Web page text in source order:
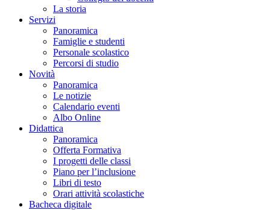
La storia
Servizi
Panoramica
Famiglie e studenti
Personale scolastico
Percorsi di studio
Novità
Panoramica
Le notizie
Calendario eventi
Albo Online
Didattica
Panoramica
Offerta Formativa
I progetti delle classi
Piano per l’inclusione
Libri di testo
Orari attività scolastiche
Bacheca digitale